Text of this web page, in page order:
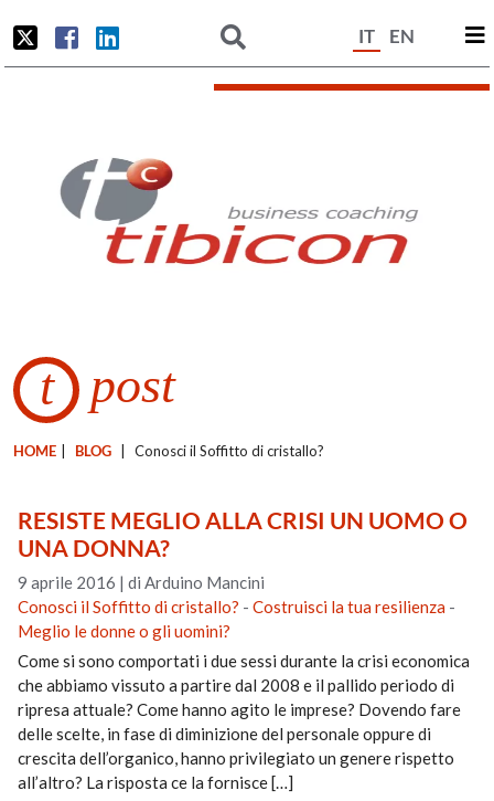
IT EN
t post
HOME BLOG Conosci il Soffitto di cristallo?
RESISTE MEGLIO ALLA CRISI UN UOMO O
UNA DONNA?
9 aprile 2016 |di Arduino Mancini
Conosci il Soffitto di cristallo? -Costruisci la tua resilienza -
Meglio le donne o gli uomini?
Come si sono comportati i due sessi durante la crisi economica
che abbiamo vissuto a partire dal 2008 e il pallido periodo di
ripresa attuale? Come hanno agito le imprese? Dovendo fare
delle scelte, in fase di diminizione del personale oppure di
crescita dell’organico, hanno privilegiato un genere rispetto
all’altro? La risposta ce la fornisce […]